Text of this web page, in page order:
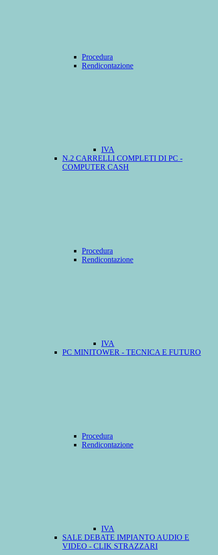
Procedura
Rendicontazione
IVA
N.2 CARRELLI COMPLETI DI PC -
COMPUTER CASH
Procedura
Rendicontazione
IVA
PC MINITOWER - TECNICA E FUTURO
Procedura
Rendicontazione
IVA
SALE DEBATE IMPIANTO AUDIO E
VIDEO - CLIK STRAZZARI